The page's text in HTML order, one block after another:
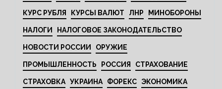
КУРС РУБЛЯ КУРСЫ ВАЛЮТ ЛНР МИНОБОРОНЫ
НАЛОГИ НАЛОГОВОЕ ЗАКОНОДАТЕЛЬСТВО
НОВОСТИ РОССИИ ОРУЖИЕ
ПРОМЫШЛЕННОСТЬ РОССИЯ СТРАХОВАНИЕ
СТРАХОВКА УКРАИНА ФОРЕКС ЭКОНОМИКА